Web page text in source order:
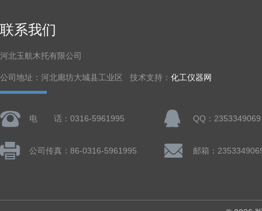
联系我们
河北玉航木托有限公司
公司地址：河北廊坊大城县工业区 技术支持： 化工仪器网
电 话：0316-5961995 QQ：2353349069
公司传真：86-0316-5961995 邮箱：